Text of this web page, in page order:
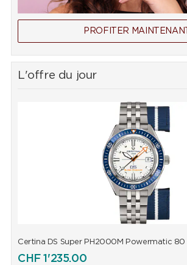
PROFITER MAINTENANT
L'offre du jour
Certina DS Super PH2000M Powermatic 80
CHF1'235.00